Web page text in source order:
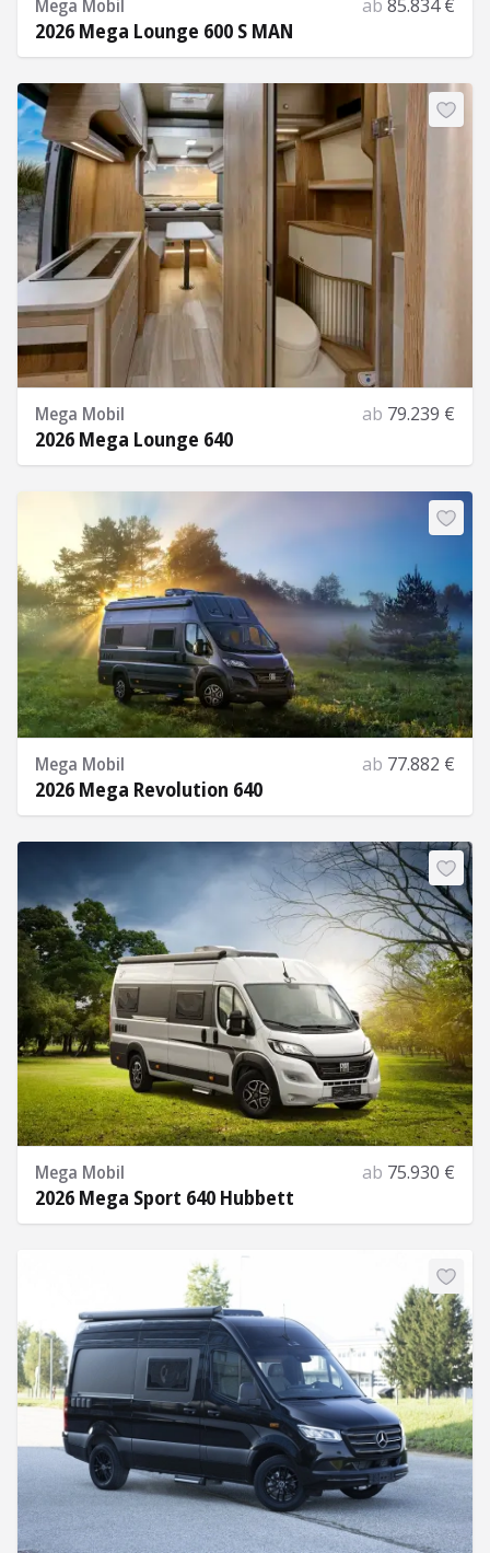
Mega Mobil ab 85.834 €
2026 Mega Lounge 600 S MAN
Mega Mobil ab 79.239 €
2026 Mega Lounge 640
Mega Mobil ab 77.882 €
2026 Mega Revolution 640
Mega Mobil ab 75.930 €
2026 Mega Sport 640 Hubbett